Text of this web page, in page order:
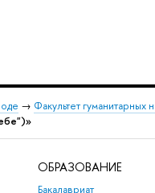
→ Факультет
ОБРАЗОВАНИЕ
Бакалавриат